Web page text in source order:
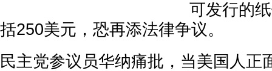
可发行的
括250美元，恐再添法律争议。
民主党参议员华纳痛批，当美国人正